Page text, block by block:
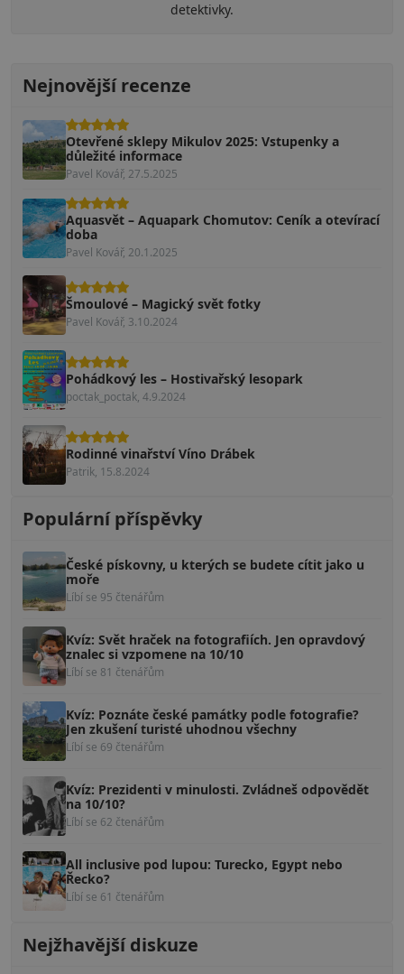
detektivky.
Nejnovější recenze
Otevřené sklepy Mikulov 2025: Vstupenky a
důležité informace
Pavel Kovář, 27.5.2025
Aquasvět – Aquapark Chomutov: Ceník a otevírací
doba
Pavel Kovář, 20.1.2025
Šmoulové – Magický svět fotky
Pavel Kovář, 3.10.2024
Pohádkový les – Hostivařský lesopark
poctak_poctak, 4.9.2024
Rodinné vinařství Víno Drábek
Patrik, 15.8.2024
Populární příspěvky
České pískovny, u kterých se budete cítit jako u
moře
Líbí se 95 čtenářům
Kvíz: Svět hraček na fotografiích. Jen opravdový
znalec si vzpomene na 10/10
Líbí se 81 čtenářům
Kvíz: Poznáte české památky podle fotografie?
Jen zkušení turisté uhodnou všechny
Líbí se 69 čtenářům
Kvíz: Prezidenti v minulosti. Zvládneš odpovědět
na 10/10?
Líbí se 62 čtenářům
All inclusive pod lupou: Turecko, Egypt nebo
Řecko?
Líbí se 61 čtenářům
Nejžhavější diskuze